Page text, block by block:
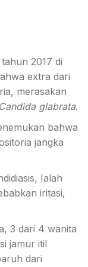
2017 di
extra dari
merasakan
Candida glabrata.
bahwa
jangka
Ialah
iritasi,
3 dari 4 wanita
jamur itil
dari